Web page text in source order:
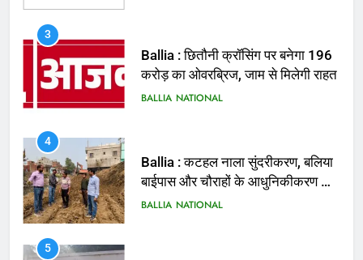
4
Ballia : कटहल नाला सुंदरीकरण, बलिया
बाईपास और चौराहों के आधुनिकीकरण की
तैयारी तेज
BALLIA NATIONAL
5
Ballia : मरम्मत व नवीनीकरण के लिये
पीडब्ल्यूडी के दोनों खंडों को मिलेगा 26
करोड़
BALLIA NATIONAL
6